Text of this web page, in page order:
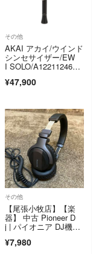
その他
AKAI アカイ/ウインド
シンセサイザー/EW
I SOLO/A1221124671
古】
¥47,900
その他
【尾張小牧店】【楽
器】 中古 Pioneer D
j | パイオニア DJ機
6】
¥7,980